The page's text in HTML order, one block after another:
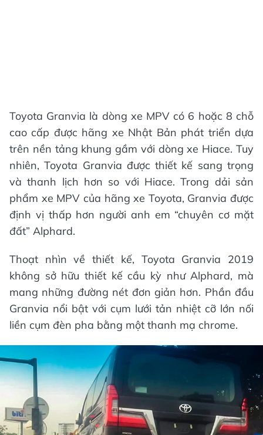
Toyota Granvia là dòng xe MPV có 6 hoặc 8 chỗ
cao cấp được hãng xe Nhật Bản phát triển dựa
trên nền tảng khung gầm với dòng xe Hiace. Tuy
nhiên, Toyota Granvia được thiết kế sang trọng
và thanh lịch hơn so với Hiace. Trong dải sản
phẩm xe MPV của hãng xe Toyota, Granvia được
định vị thấp hơn người anh em “chuyên cơ mặt
đất” Alphard.​
Thoạt nhìn về thiết kế, Toyota Granvia 2019
không sở hữu thiết kế cầu kỳ như Alphard, mà
mang những đường nét đơn giản hơn. Phần đầu
Granvia nổi bật với cụm lưới tản nhiệt cỡ lớn nối
liền cụm đèn pha bằng một thanh mạ chrome.​